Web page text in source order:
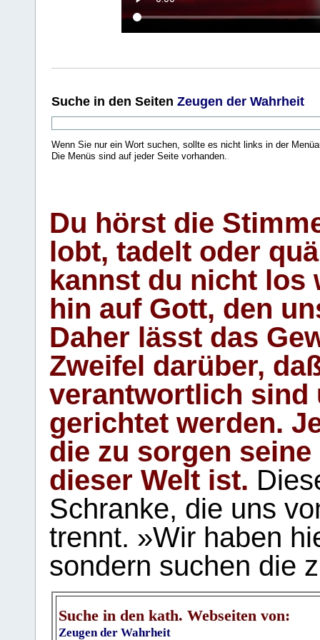
Suche in den Seiten Zeugen der Wahrheit
Wenn Sie nur ein Wort suchen, sollte es nicht links in der
Die Menüs sind auf jeder Seite vorhanden.
Du hörst die
lobt, tadelt oder
kannst du nicht los
hin auf Gott, den
Daher lässt das
Zweifel darüber,
verantwortlich sind
gerichtet werden.
die zu sorgen
dieser Welt ist.
Schranke, die uns
trennt. »Wir haben
sondern suchen die
Suche in den kath. Webseiten von:
Zeugen der Wahrheit